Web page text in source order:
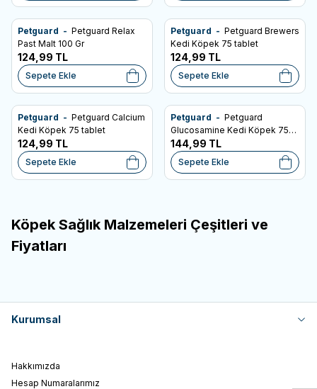
SKT: 04.11.2026
Favorilere Ekle
Petguard - Petguard Relax
Past Malt 100 Gr
124,99 TL
Sepete Ekle
SKT: 01.06.2027
Favorilere Ekle
Petguard - Petguard Brewers
Kedi Köpek 75 tablet
124,99 TL
Sepete Ekle
SKT: 01.06.2027
Favorilere Ekle
Petguard - Petguard Calcium
Kedi Köpek 75 tablet
124,99 TL
Sepete Ekle
SKT: 01.06.2027
Favorilere Ekle
Petguard - Petguard
Glucosamine Kedi Köpek 75
Tablet
144,99 TL
Sepete Ekle
Köpek Sağlık Malzemeleri Çeşitleri ve
Fiyatları
Kurumsal
Hakkımızda
Hesap Numaralarımız